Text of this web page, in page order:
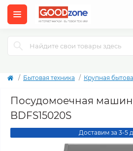
Бытовая техника Крупная
Посудомоечная
BDFS15020S
Доставим за 3-5